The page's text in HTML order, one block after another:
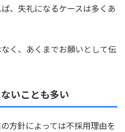
、失礼になるケースは多くあ
く、あくまでお願いとして伝
いことも多い
方針によっては不採用理由を